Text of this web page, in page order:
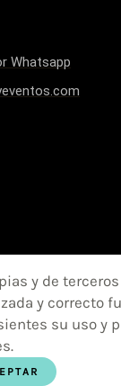
Whatsapp
y de
y correcto
su uso y